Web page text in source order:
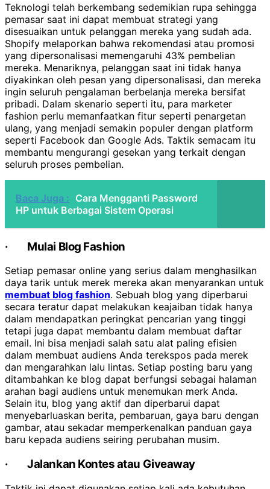
Teknologi telah berkembang sedemikian rupa sehingga
pemasar saat ini dapat membuat strategi yang
disesuaikan untuk pelanggan mereka yang sudah ada.
Shopify melaporkan bahwa rekomendasi atau promosi
yang dipersonalisasi memengaruhi 43% pembelian
mereka. Menariknya, pelanggan saat ini tidak hanya
diyakinkan oleh pesan yang dipersonalisasi, dan mereka
ingin seluruh pengalaman berbelanja mereka bersifat
pribadi. Dalam skenario seperti itu, para marketer
fashion perlu memanfaatkan fitur seperti penargetan
ulang, yang menjadi semakin populer dengan platform
seperti Facebook dan Google Ads. Taktik semacam itu
membantu mengurangi gesekan yang terkait dengan
seluruh proses pembelian.
Baca Juga : Cara Mengganti Password
HP untuk Berbagai Sistem Operasi
· Mulai Blog Fashion
Setiap pemasar online yang serius dalam menghasilkan
daya tarik untuk merek mereka akan menyarankan untuk
membuat blog fashion. Sebuah blog yang diperbarui
secara teratur dapat melakukan keajaiban tidak hanya
dalam mendapatkan peringkat pencarian yang tinggi
tetapi juga dapat membantu dalam membuat daftar
email. Ini bisa menjadi salah satu alat paling efisien
dalam membuat audiens Anda terekspos pada merek
dan mengarahkan lalu lintas. Setiap posting baru yang
ditambahkan ke blog dapat berfungsi sebagai halaman
arahan bagi audiens untuk menemukan merk Anda.
Selain itu, blog yang aktif dan diperbarui dapat
menyebarluaskan berita, pembaruan, gaya baru dengan
gambar, atau sekadar memperkenalkan panduan gaya
baru kepada audiens seiring perubahan musim.
·Jalankan Kontes atau Giveaway